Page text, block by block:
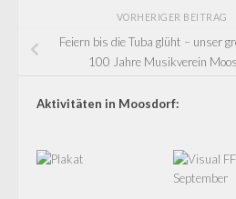
VORHERIGER BEITRAG
Feiern bis die Tuba glüht – unser
100 Jahre Musikverein
Aktivitäten in Moosdorf: